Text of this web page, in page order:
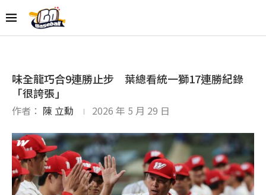
味全龍巧合9連勝止步 葉總看統一獅17連勝紀錄
「很誇張」
作者： 陳 立勳 2026 年 5 月 29 日